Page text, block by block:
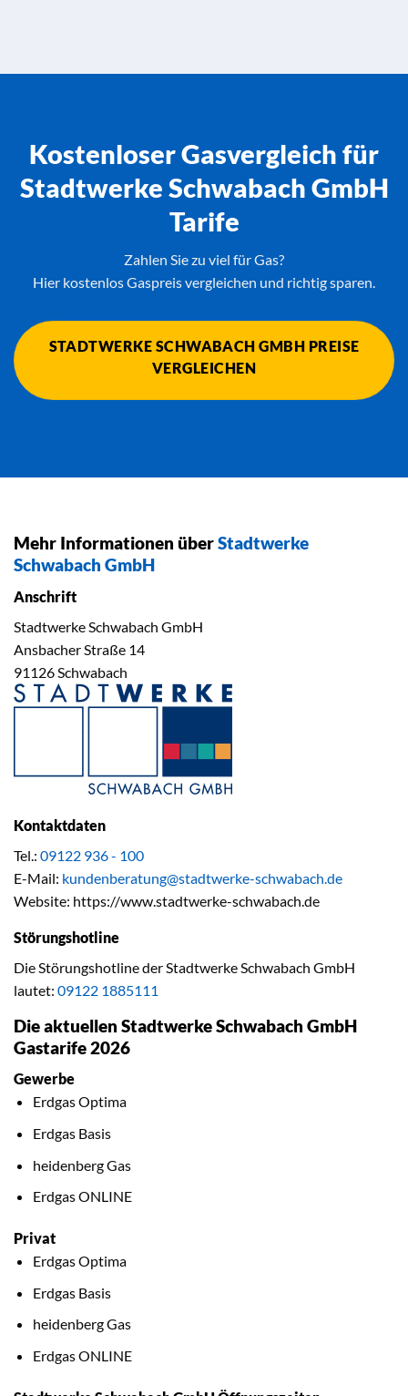
Kostenloser Gasvergleich für
Stadtwerke Schwabach GmbH
Tarife
Zahlen Sie zu viel für Gas?
Hier kostenlos Gaspreis vergleichen und richtig sparen.
STADTWERKE SCHWABACH GMBH PREISE
VERGLEICHEN
Mehr Informationen überStadtwerke
Schwabach GmbH
Anschrift
Stadtwerke Schwabach GmbH
Ansbacher Straße 14
91126 Schwabach
Kontaktdaten
Tel.: 09122 936 - 100
E-Mail: kundenberatung@stadtwerke-schwabach.de
Website: https://www.stadtwerke-schwabach.de
Störungshotline
Die Störungshotline der Stadtwerke Schwabach GmbH
lautet: 09122 1885111
Die aktuellen Stadtwerke Schwabach GmbH
Gastarife 2026
Gewerbe
Erdgas Optima
Erdgas Basis
heidenberg Gas
Erdgas ONLINE
Privat
Erdgas Optima
Erdgas Basis
heidenberg Gas
Erdgas ONLINE